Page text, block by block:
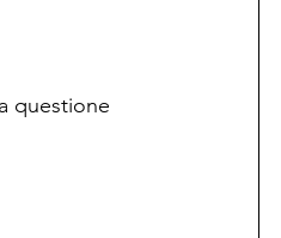
questione